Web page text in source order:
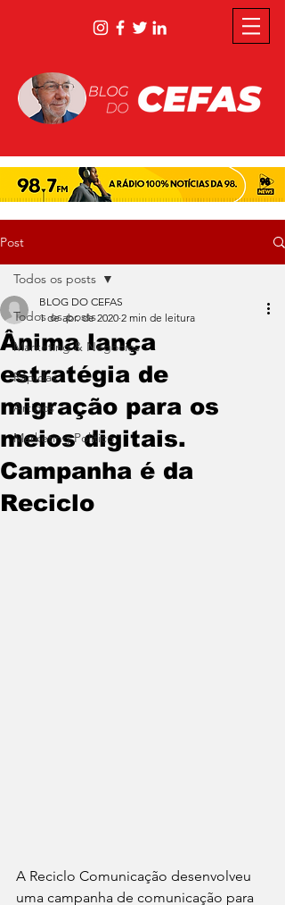
Post
Todos os posts
Marketing & Negócios
Rápidas
Artigos
Marketing Político
Todos os posts
Ânima lança
estratégia de
migração para os
meios digitais.
Campanha é da
Reciclo
BLOG DO CEFAS
1 de abr. de 2020 2 min de leitura
A Reciclo Comunicação desenvolveu
uma campanha de comunicação para